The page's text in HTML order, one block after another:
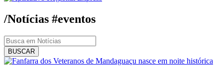
/Notícias #eventos
BUSCAR